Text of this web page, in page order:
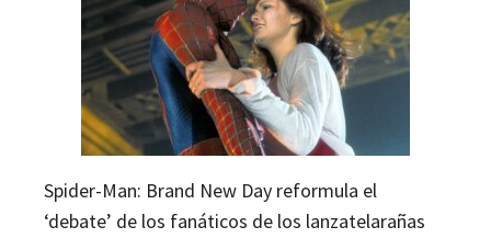
Spider-Man: Brand New Day reformula el
‘debate’ de los fanáticos de los lanzatelarañas